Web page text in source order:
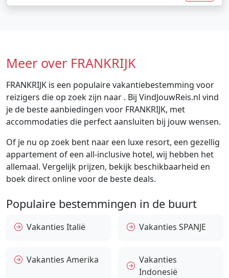
Meer over FRANKRIJK
FRANKRIJK is een populaire vakantiebestemming voor
reizigers die op zoek zijn naar . Bij VindJouwReis.nl vind
je de beste aanbiedingen voor FRANKRIJK, met
accommodaties die perfect aansluiten bij jouw wensen.
Of je nu op zoek bent naar een luxe resort, een gezellig
appartement of een all-inclusive hotel, wij hebben het
allemaal. Vergelijk prijzen, bekijk beschikbaarheid en
boek direct online voor de beste deals.
Populaire bestemmingen in de buurt
Vakanties Italië Vakanties SPANJE
Vakanties Amerika
Vakanties
Indonesië